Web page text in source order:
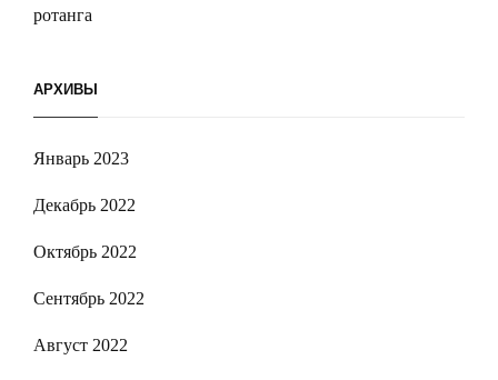
ротанга
АРХИВЫ
Январь 2023
Декабрь 2022
Октябрь 2022
Сентябрь 2022
Август 2022